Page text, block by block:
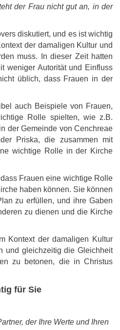
der Frau nicht gut an, in der
diskutiert, und es ist wichtig
der damaligen Kultur und
muss. In dieser Zeit hatten
weniger Autorität und Einfluss
üblich, dass Frauen in der
auch Beispiele von Frauen,
Rolle spielten, wie z.B.
der Gemeinde von Cenchreae
Priska, die zusammen mit
wichtige Rolle in der Kirche
Frauen eine wichtige Rolle
haben können. Sie können
zu erfüllen, und ihre Gaben
zu dienen und die Kirche
Kontext der damaligen Kultur
und gleichzeitig die Gleichheit
zu betonen, die in Christus
für Sie
der Ihre Werte und Ihren